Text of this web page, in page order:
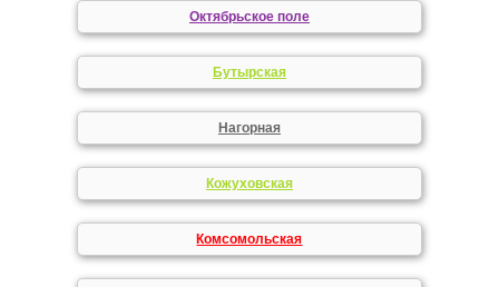
Октябрьское поле
Бутырская
Нагорная
Кожуховская
Комсомольская